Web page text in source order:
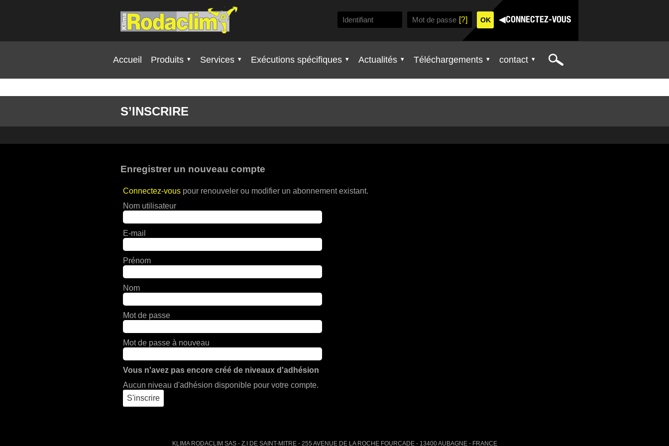
[?] ◀CONNECTEZ-VOUS
Accueil
Produits Services Exécutions spécifiques Actualités Téléchargements contact
S’INSCRIRE
Enregistrer un nouveau compte
Connectez-vous pour renouveler ou modifier un abonnement existant.
Nom utilisateur
E-mail
Prénom
Nom
Mot de passe
Mot de passe à nouveau
Vous n'avez pas encore créé de niveaux d'adhésion
Aucun niveau d'adhésion disponible pour votre compte.
KLIMA RODACLIM SAS - Z.I DE SAINT-MITRE - 255 AVENUE DE LA ROCHE FOURCADE - 13400 AUBAGNE - FRANCE